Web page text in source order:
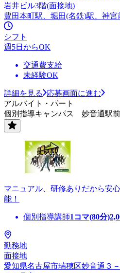
岩井ビル3階(面接地)
豊田本町駅、堀田(名鉄)駅、神宮
シフト
週5日からOK
交通費支給
未経験OK
詳細を見る
応募画面に進む
アルバイト・パート
個別指導キャンパス 妙音通駅
マニュアル、研修ありだから安
能！
個別指導講師1コマ(80分)
勤務地
面接地
愛知県名古屋市瑞穂区妙音通３